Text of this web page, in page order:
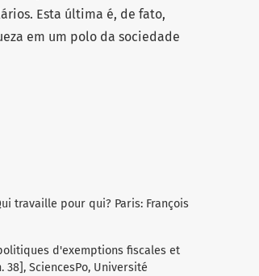
Esta última é, de fato,
em um polo da sociedade
travaille pour qui? Paris: François
d'exemptions fiscales et
38], SciencesPo, Université